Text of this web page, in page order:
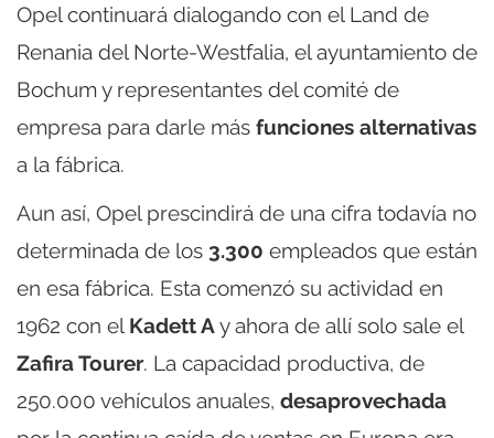
Opel continuará dialogando con el Land de
Renania del Norte-Westfalia, el ayuntamiento de
Bochum y representantes del comité de
empresa para darle más funciones alternativas
a la fábrica.
Aun así, Opel prescindirá de una cifra todavía no
determinada de los 3.300 empleados que están
en esa fábrica. Esta comenzó su actividad en
1962 con el Kadett Ay ahora de allí solo sale el
Zafira Tourer. La capacidad productiva, de
250.000 vehículos anuales, desaprovechada